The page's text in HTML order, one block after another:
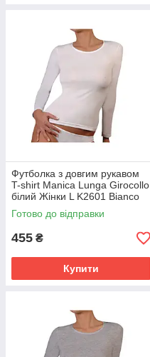
Футболка з довгим рукавом
T-shirt Manica Lunga Girocollo
білий Жінки L K2601 Bianco
Готово до відправки
455 ₴
Купити